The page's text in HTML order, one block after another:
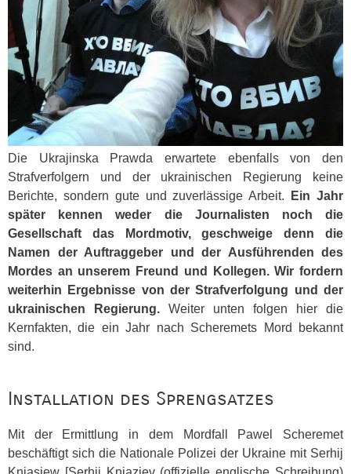
Die Ukrajinska Prawda erwartete ebenfalls von den
Strafverfolgern und der ukrainischen Regierung keine
Berichte, sondern gute und zuverlässige Arbeit.
Ein Jahr
später kennen weder die Journalisten noch die
Gesellschaft das Mordmotiv, geschweige denn die
Namen der Auftraggeber und der Ausführenden des
Mordes an unserem Freund und Kollegen. Wir fordern
weiterhin Ergebnisse von der Strafverfolgung und der
ukrainischen Regierung. Weiter unten folgen hier die
Kernfakten, die ein Jahr nach Scheremets Mord bekannt
sind.
Installation des Sprengsatzes
Mit der Ermittlung in dem Mordfall Pawel Scheremet
beschäftigt sich die Nationale Polizei der Ukraine mit Serhij